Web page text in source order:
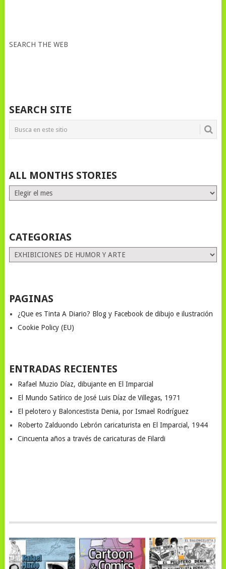
SEARCH THE WEB
SEARCH SITE
ALL MONTHS STORIES
ALL
MONTHS
CATEGORIAS
Categorias
PAGINAS
¿Que es Tinta A Diario? Blog y Facebook de dibujo e ilustración
Cookie Policy (EU)
ENTRADAS RECIENTES
Rafael Muzio Díaz, dibujante en El Imparcial
El Mundo Satírico de José Luis Díaz de Villegas, 1971
El pelotero y Baloncestista Denia, por Ismael Rodríguez
Roberto Zalduondo Lebrón caricaturista en El Imparcial, 1944
Cincuenta años a través de caricaturas de Filardi